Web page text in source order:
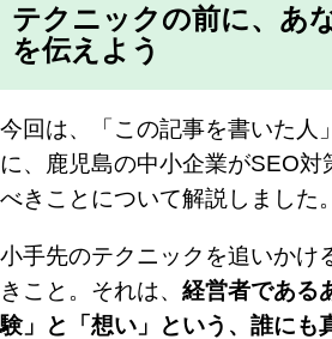
テクニックの前に、あ
を伝えよう
今回は、「この記事を書いた人
に、鹿児島の中小企業がSEO対
べきことについて解説しました。
小手先のテクニックを追いかけ
きこと。それは、 経営者である
験」と「想い」という、誰にも